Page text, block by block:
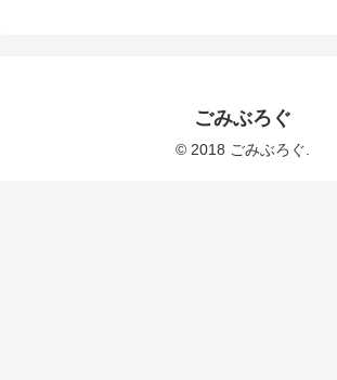
ごみぶろぐ
© 2018 ごみぶろぐ.